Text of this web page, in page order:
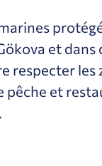
et dans
respecter les
et